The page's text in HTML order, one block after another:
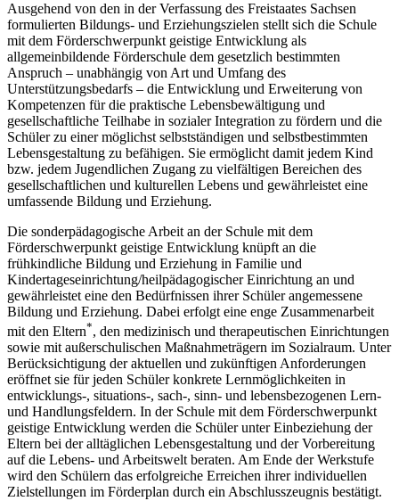
Ausgehend von den in der Verfassung des Freistaates Sachsen
formulierten Bildungs- und Erziehungszielen stellt sich die Schule
mit dem Förderschwerpunkt geistige Entwicklung als
allgemeinbildende Förderschule dem gesetzlich bestimmten
Anspruch – unabhängig von Art und Umfang des
Unterstützungsbedarfs – die Entwicklung und Erweiterung von
Kompetenzen für die praktische Lebensbewältigung und
gesellschaftliche Teilhabe in sozialer Integration zu fördern und die
Schüler zu einer möglichst selbstständigen und selbstbestimmten
Lebensgestaltung zu befähigen. Sie ermöglicht damit jedem Kind
bzw. jedem Jugendlichen Zugang zu vielfältigen Bereichen des
gesellschaftlichen und kulturellen Lebens und gewährleistet eine
umfassende Bildung und Erziehung.
Die sonderpädagogische Arbeit an der Schule mit dem
Förderschwerpunkt geistige Entwicklung knüpft an die
frühkindliche Bildung und Erziehung in Familie und
Kindertageseinrichtung/heilpädagogischer Einrichtung an und
gewährleistet eine den Bedürfnissen ihrer Schüler angemessene
Bildung und Erziehung. Dabei erfolgt eine enge Zusammenarbeit
mit den Eltern*, den medizinisch und therapeutischen Einrichtungen
sowie mit außerschulischen Maßnahmeträgern im Sozialraum. Unter
Berücksichtigung der aktuellen und zukünftigen Anforderungen
eröffnet sie für jeden Schüler konkrete Lernmöglichkeiten in
entwicklungs-, situations-, sach-, sinn- und lebensbezogenen Lern-
und Handlungsfeldern. In der Schule mit dem Förderschwerpunkt
geistige Entwicklung werden die Schüler unter Einbeziehung der
Eltern bei der alltäglichen Lebensgestaltung und der Vorbereitung
auf die Lebens- und Arbeitswelt beraten. Am Ende der Werkstufe
wird den Schülern das erfolgreiche Erreichen ihrer individuellen
Zielstellungen im Förderplan durch ein Abschlusszeugnis bestätigt.